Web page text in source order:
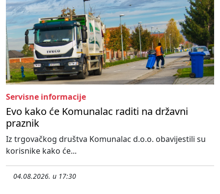
Servisne informacije
Evo kako će Komunalac raditi na državni
praznik
Iz trgovačkog društva Komunalac d.o.o. obavijestili su
korisnike kako će...
04.08.2026. u 17:30